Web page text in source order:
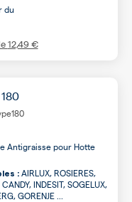
du
12,49 €
Antigraisse pour Hotte
: AIRLUX, ROSIERES,
INDESIT, SOGELUX,
GORENJE ...